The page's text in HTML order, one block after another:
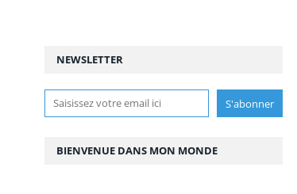
NEWSLETTER
BIENVENUE DANS MON MONDE